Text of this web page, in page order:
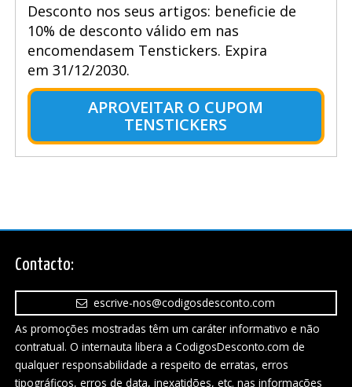
Desconto nos seus artigos: beneficie de
10% de desconto válido em nas
encomendasem Tenstickers. Expira
em 31/12/2030.
APROVEITAR O CUPOM
TENSTICKERS
Contacto:
escrive-nos@codigosdesconto.com
As promoções mostradas têm um caráter informativo e não
contratual. O internauta libera a CodigosDesconto.com de
qualquer responsabilidade a respeito de erratas, erros
tipográficos, erros de data, inexatidões, etc. nas informações